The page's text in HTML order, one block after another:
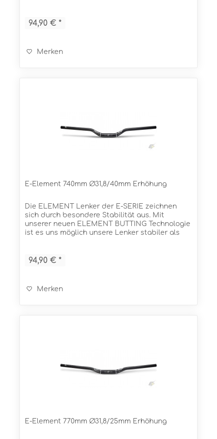
94,90 € *
Merken
E-Element 740mm Ø31,8/40mm Erhöhung
Die ELEMENT Lenker der E-SERIE zeichnen
sich durch besondere Stabilität aus. Mit
unserer neuen ELEMENT BUTTING Technologie
ist es uns möglich unsere Lenker stabiler als
94,90 € *
Merken
E-Element 770mm Ø31,8/25mm Erhöhung